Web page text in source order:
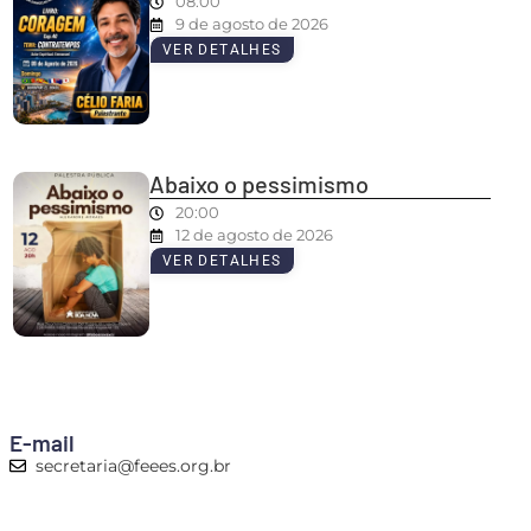
9 de agosto de 2026
VER DETALHES
Abaixo o pessimismo
20:00
12 de agosto de 2026
VER DETALHES
E-mail
secretaria@feees.org.br